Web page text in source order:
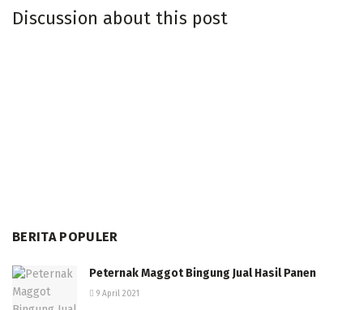
Discussion about this post
BERITA POPULER
Peternak Maggot Bingung Jual Hasil Panen
9 April 2021